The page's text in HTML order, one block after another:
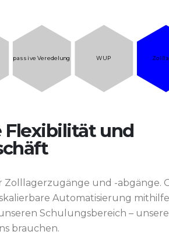
passive Veredelung WUP
Flexibilität und
und -abgänge.
Automatisierung
Schulungsbereich –
brauchen.